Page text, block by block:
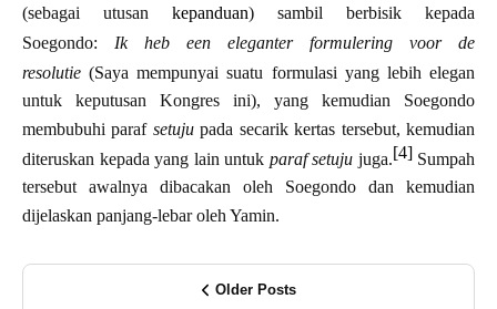
(sebagai utusan kepanduan) sambil berbisik kepada
Soegondo: Ik heb een eleganter formulering voor de
resolutie (Saya mempunyai suatu formulasi yang lebih elegan
untuk keputusan Kongres ini), yang kemudian Soegondo
membubuhi paraf setujupada secarik kertas tersebut, kemudian
diteruskan kepada yang lain untuk paraf setuju juga.[4]Sumpah
tersebut awalnya dibacakan oleh Soegondo dan kemudian
dijelaskan panjang-lebar oleh Yamin.
Older Posts